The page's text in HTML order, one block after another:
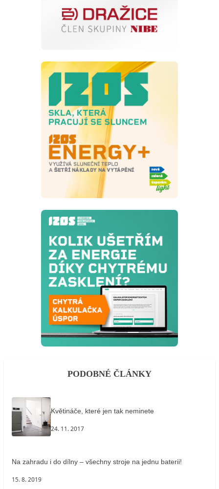
PODOBNÉ ČLÁNKY
Květináče, které jen tak neminete
24. 11. 2017
Na zahradu i do dílny – všechny stroje na jednu baterii!
15. 8. 2019